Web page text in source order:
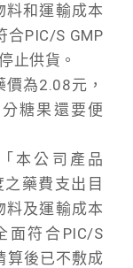
料和運輸成本
合PIC/S GMP
止供貨。
為2.08元，
糖果還要便
本公司產品
之藥費支出目
料及運輸成本
面符合PIC/S
算後已不敷成